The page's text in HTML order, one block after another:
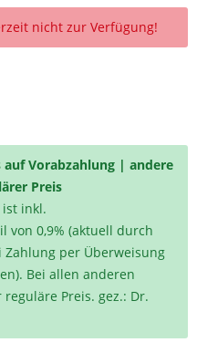
nicht zur Verfügung!
auf Vorabzahlung | andere
Preis
inkl.
von 0,9% (aktuell durch
Zahlung per Überweisung
Bei allen anderen
Preis. gez.: Dr.